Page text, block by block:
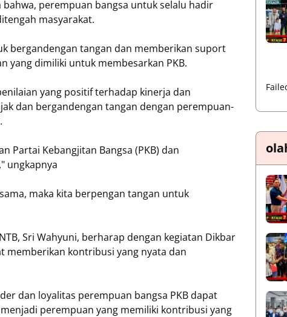
perempuan bangsa untuk selalu hadir
masyarakat.
bergandengan tangan dan memberikan suport
yang dimiliki untuk membesarkan PKB.
yang positif terhadap kinerja dan
dan bergandengan tangan dengan perempuan-
Partai Kebangjitan Bangsa (PKB) dan
ungkapnya
maka kita berpengan tangan untuk
Sri Wahyuni, berharap dengan kegiatan Dikbar
memberikan kontribusi yang nyata dan
dan loyalitas perempuan bangsa PKB dapat
perempuan yang memiliki kontribusi yang